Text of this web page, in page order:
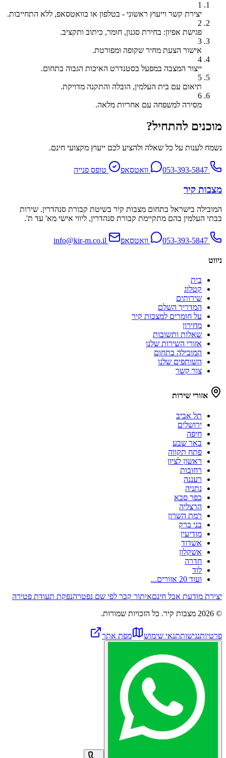
1
יצירת קשר וייעוץ ראשוני - בטלפון או בוואטסאפ, ללא התחייבות.
2
פגישת אפיון: בחירת סגנון, חומר, כיתוב ותקציב.
3
אישור הצעת מחיר שקופה ומפורטת.
4
ייצור המצבה במפעל בסטנדרט האיכות הגבוה בתחום.
5
תיאום עם בית העלמין, הובלה והתקנה מדויקת.
6
מסירה למשפחה עם אחריות מלאה.
מוכנים להתחיל?
נשמח לענות על כל שאלה ולהציע לכם ייעוץ מקצועי חינם.
וואטסאפ טופס פנייה
מצבות קיר
המובילה בישראל בתחום מצבות קיר בשיטת קבורת סנהדרין. שירות
בבתי העלמין בהם מתקיימת קבורת סנהדרין, ליווי אישי מא' עד ת'.
וואטסאפ
ניווט
בית
קטלוג
שירותים
המדריך השלם
על חומרים למצבות קיר
מחירון
שאלות ותשובות
אזורי השירות שלנו
המובילה בתחום
השותפים שלנו
צור קשר
אזורי שירות
תל אביב
ירושלים
חיפה
באר שבע
פתח תקווה
ראשון לציון
רחובות
רעננה
נתניה
כפר סבא
הרצליה
רמת השרון
בני ברק
מודיעין
אשדוד
אשקלון
חדרה
לוד
ועוד 20 אזורים...
יצירת מודעת אבל חינםאיתור קבר לפי שם נפטרהנפקת תעודת פטירה
©
2026 מצבות קיר. כל הזכויות שמורות.
פרטיותנגישותתנאי שימוש מפת אתר